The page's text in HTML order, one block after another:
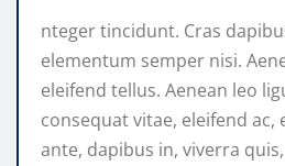
nteger tincidunt. Cras
elementum semper nisi.
eleifend tellus. Aenean leo
consequat vitae, eleifend
ante, dapibus in, viverra